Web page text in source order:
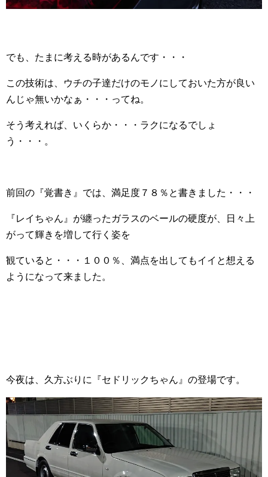
でも、たまに考える時があるんです・・・
この技術は、ウチの子達だけのモノにしておいた方が良い
んじゃ無いかなぁ・・・ってね。
そう考えれば、いくらか・・・ラクになるでしょ
う・・・。
前回の『覚書き』では、満足度７８％と書きました・・・
『レイちゃん』が纏ったガラスのベールの硬度が、日々上
がって輝きを増して行く姿を
観ていると・・・１００％、満点を出してもイイと想える
ようになって来ました。
今夜は、久方ぶりに『セドリックちゃん』の登場です。